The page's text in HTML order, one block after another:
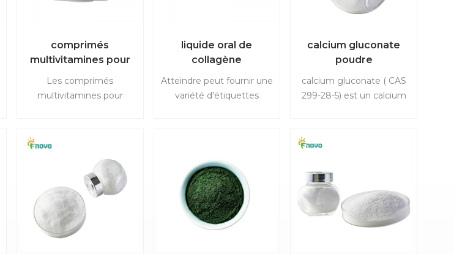
comprimés
multivitamines pour
Les comprimés
multivitamines pour
formules prêtes à l'emploi
sont disponibles et des
formules personnalisées
sont acceptées.
liquide oral de
collagène
Atteindre peut fournir une
variété d'étiquettes
HACCP, NSF, BRC et
FDA. Pour Plus de détails,
veuillez consulter US.
calcium gluconate
poudre
calcium gluconate ( CAS
299-28-5) est un calcium
comme calcium fortifier
agent de durcissement et
agent chélateur dans
nourriture.